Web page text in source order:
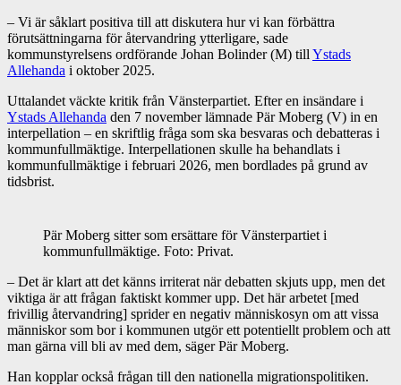
– Vi är såklart positiva till att diskutera hur vi kan förbättra
förutsättningarna för återvandring ytterligare, sade
kommunstyrelsens ordförande Johan Bolinder (M) till Ystads
Allehanda i oktober 2025.
Uttalandet väckte kritik från Vänsterpartiet. Efter en insändare i
Ystads Allehanda den 7 november lämnade Pär Moberg (V) in en
interpellation – en skriftlig fråga som ska besvaras och debatteras i
kommunfullmäktige. Interpellationen skulle ha behandlats i
kommunfullmäktige i februari 2026, men bordlades på grund av
tidsbrist.
Pär Moberg sitter som ersättare för Vänsterpartiet i
kommunfullmäktige. Foto: Privat.
– Det är klart att det känns irriterat när debatten skjuts upp, men det
viktiga är att frågan faktiskt kommer upp. Det här arbetet [med
frivillig återvandring] sprider en negativ människosyn om att vissa
människor som bor i kommunen utgör ett potentiellt problem och att
man gärna vill bli av med dem, säger Pär Moberg.
Han kopplar också frågan till den nationella migrationspolitiken.